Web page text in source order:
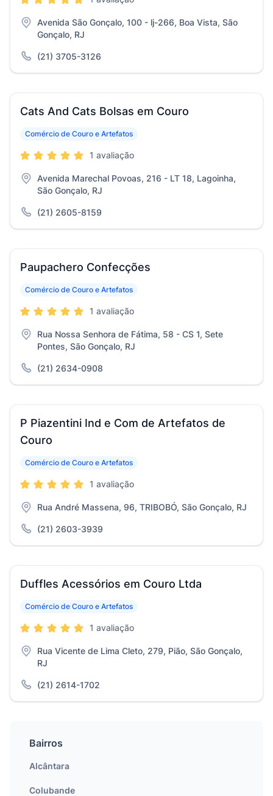
Avenida São Gonçalo, 100 - lj-266, Boa Vista, São
Gonçalo, RJ
(21) 3705-3126
Cats And Cats Bolsas em Couro
Comércio de Couro e Artefatos
1 avaliação
Avenida Marechal Povoas, 216 - LT 18, Lagoinha,
São Gonçalo, RJ
(21) 2605-8159
Paupachero Confecções
Comércio de Couro e Artefatos
1 avaliação
Rua Nossa Senhora de Fátima, 58 - CS 1, Sete
Pontes, São Gonçalo, RJ
(21) 2634-0908
P Piazentini Ind e Com de Artefatos de
Couro
Comércio de Couro e Artefatos
1 avaliação
Rua André Massena, 96, TRIBOBÓ, São Gonçalo, RJ
(21) 2603-3939
Duffles Acessórios em Couro Ltda
Comércio de Couro e Artefatos
1 avaliação
Rua Vicente de Lima Cleto, 279, Pião, São Gonçalo,
RJ
(21) 2614-1702
Bairros
Alcântara
Colubande